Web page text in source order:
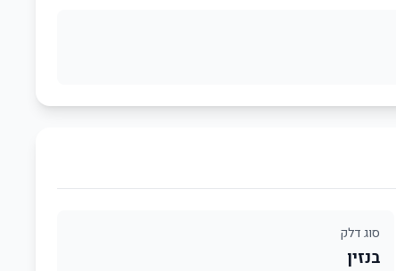
סוג דלק
בנזין